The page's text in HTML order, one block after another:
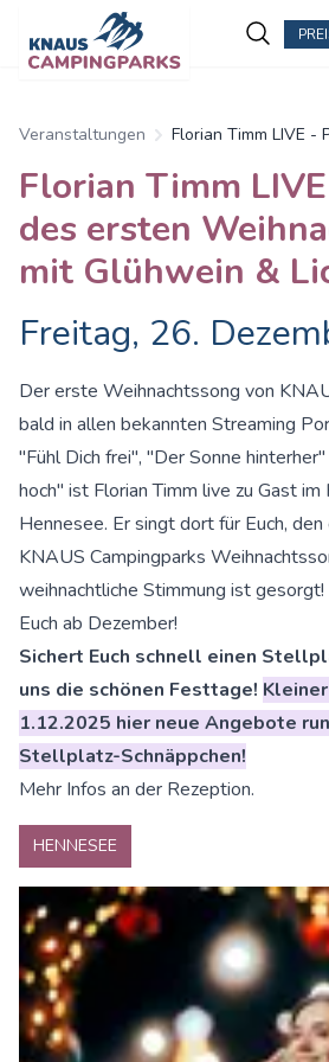
Veranstaltungen
Florian Timm LIVE -
Lichterglanz
Florian Timm
des ersten
mit Glühwein &
Freitag, 26.
Der erste Weihnachtssong von
bald in allen bekannten Streaming
"Fühl Dich frei", "Der Sonne
hoch" ist Florian Timm live zu Gast
Hennesee. Er singt dort für Euch,
KNAUS Campingparks
weihnachtliche Stimmung ist
Euch ab Dezember!
Sichert Euch schnell einen
uns die schönen Festtage!
1.12.2025 hier neue Angebote
Stellplatz-Schnäppchen!
Mehr Infos an der Rezeption.
HENNESEE